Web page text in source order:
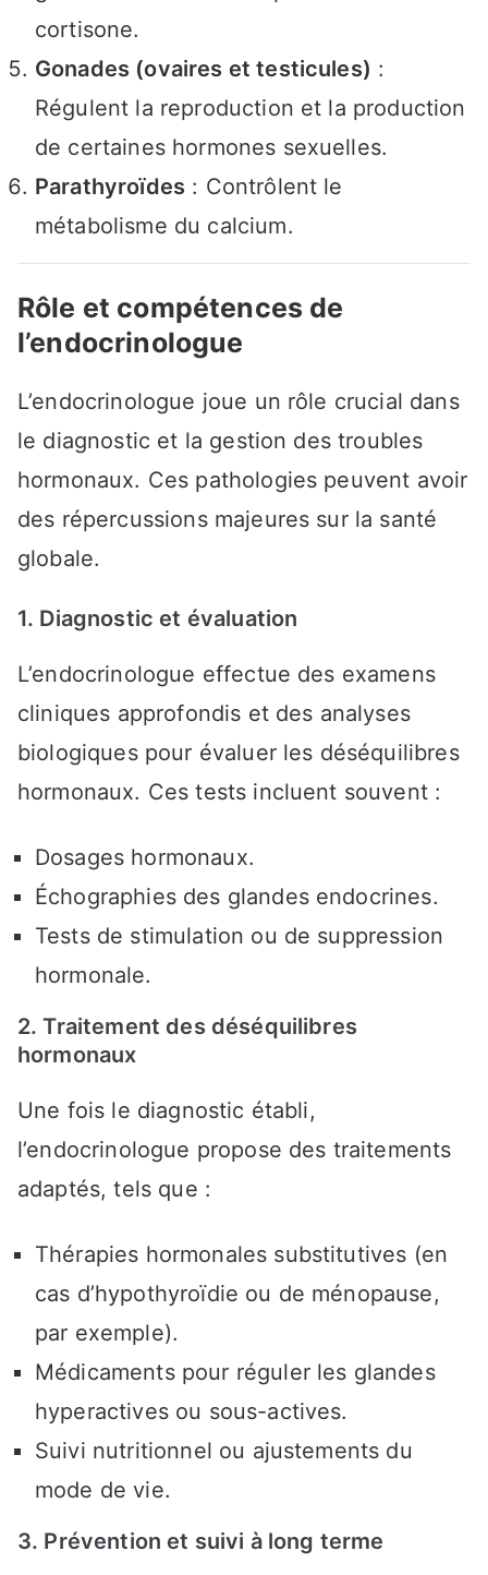
cortisone.
Gonades (ovaires et testicules) :
Régulent la reproduction et la production
de certaines hormones sexuelles.
Parathyroïdes : Contrôlent le
métabolisme du calcium.
Rôle et compétences de
l’endocrinologue
L’endocrinologue joue un rôle crucial dans
le diagnostic et la gestion des troubles
hormonaux. Ces pathologies peuvent avoir
des répercussions majeures sur la santé
globale.
1. Diagnostic et évaluation
L’endocrinologue effectue des examens
cliniques approfondis et des analyses
biologiques pour évaluer les déséquilibres
hormonaux. Ces tests incluent souvent :
Dosages hormonaux.
Échographies des glandes endocrines.
Tests de stimulation ou de suppression
hormonale.
2. Traitement des déséquilibres
hormonaux
Une fois le diagnostic établi,
l’endocrinologue propose des traitements
adaptés, tels que :
Thérapies hormonales substitutives (en
cas d’hypothyroïdie ou de ménopause,
par exemple).
Médicaments pour réguler les glandes
hyperactives ou sous-actives.
Suivi nutritionnel ou ajustements du
mode de vie.
3. Prévention et suivi à long terme